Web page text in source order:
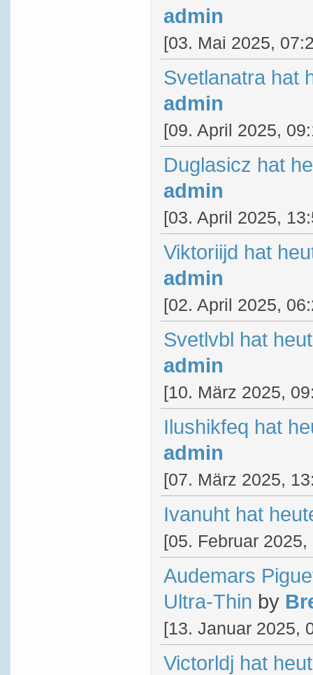
admin
[03. Mai 2025,
Svetlanatra hat
admin
[09. April 2025,
Duglasicz hat
admin
[03. April 2025,
Viktoriijd hat
admin
[02. April 2025,
Svetlvbl hat
admin
[10. März 2025,
Ilushikfeq hat
admin
[07. März 2025,
Ivanuht hat
[05. Februar 2025,
Audemars
Ultra-Thin by
[13. Januar 2025,
Victorldj hat